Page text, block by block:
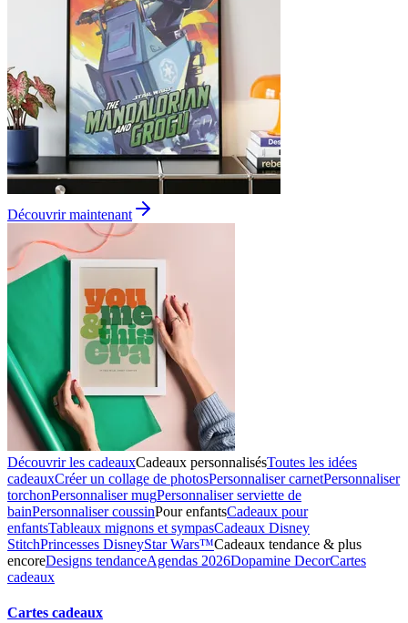
Découvrir maintenant
Découvrir les cadeauxCadeaux personnalisésToutes les idées
cadeauxCréer un collage de photosPersonnaliser carnetPersonnaliser
torchonPersonnaliser mugPersonnaliser serviette de
bainPersonnaliser coussinPour enfantsCadeaux pour
enfantsTableaux mignons et sympasCadeaux Disney
StitchPrincesses DisneyStar Wars™Cadeaux tendance & plus
encoreDesigns tendanceAgendas 2026Dopamine DecorCartes
cadeaux
Cartes cadeaux